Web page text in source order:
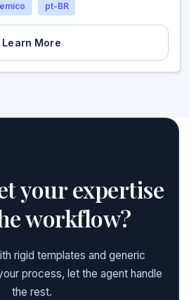
pt-BR
Learn More
your expertise
workflow?
rigid templates and generic
process, let the agent handle
the rest.